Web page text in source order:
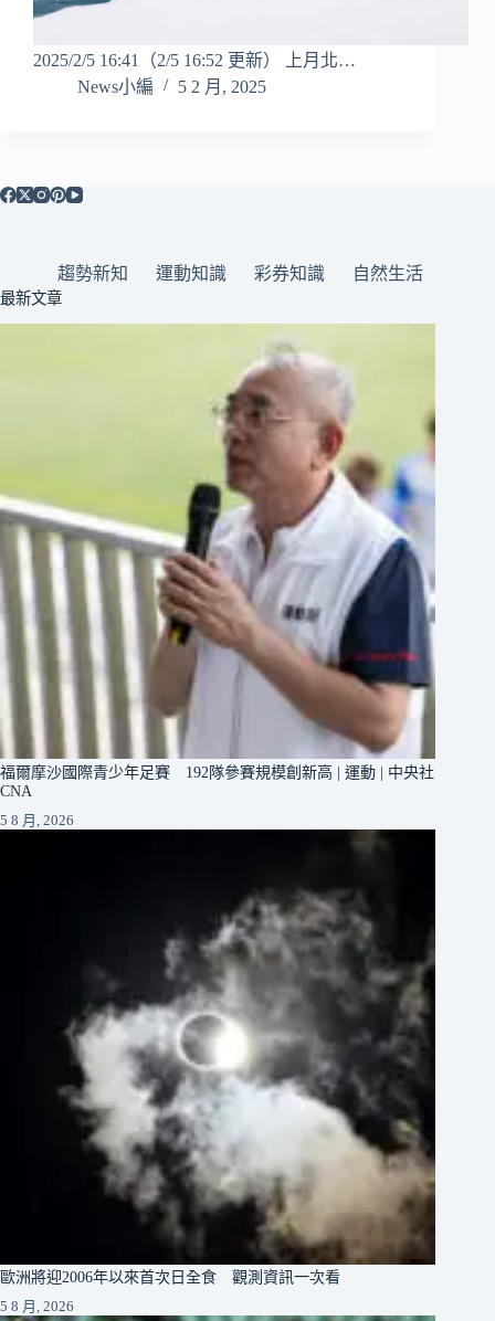
2025/2/5 16:41（2/5 16:52 更新） 上月北…
News小編
5 2 月, 2025
趨勢新知 運動知識 彩券知識 自然生活
最新文章
福爾摩沙國際青少年足賽 192隊參賽規模創新高 | 運動 | 中央社
CNA
5 8 月, 2026
歐洲將迎2006年以來首次日全食 觀測資訊一次看
5 8 月, 2026